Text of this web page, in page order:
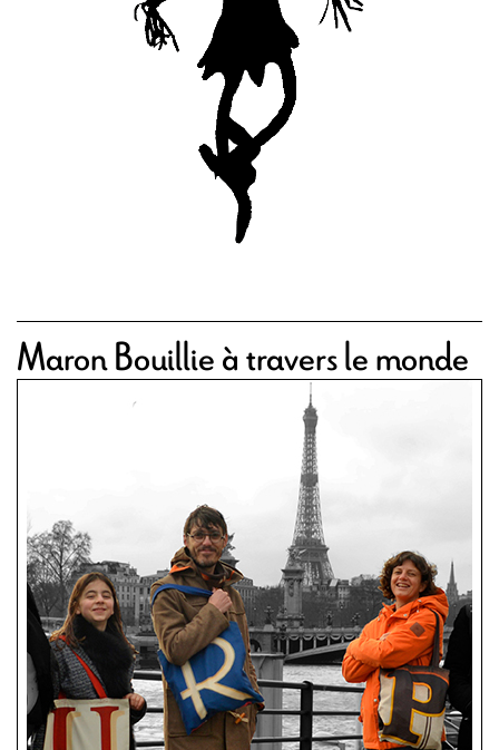
Maron Bouillie à travers le monde